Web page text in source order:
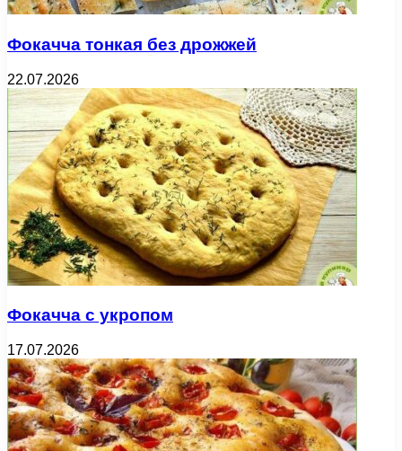
Фокачча тонкая без дрожжей
22.07.2026
Фокачча с укропом
17.07.2026